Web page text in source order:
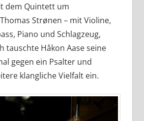
dem Quintett um
Strønen – mit Violine,
Piano und Schlagzeug,
tauschte Håkon Aase seine
gegen ein Psalter und
klangliche Vielfalt ein.